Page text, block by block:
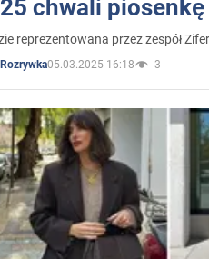
chwali
reprezentowana przez zespół
Rozrywka05.03.2025 16:18 3